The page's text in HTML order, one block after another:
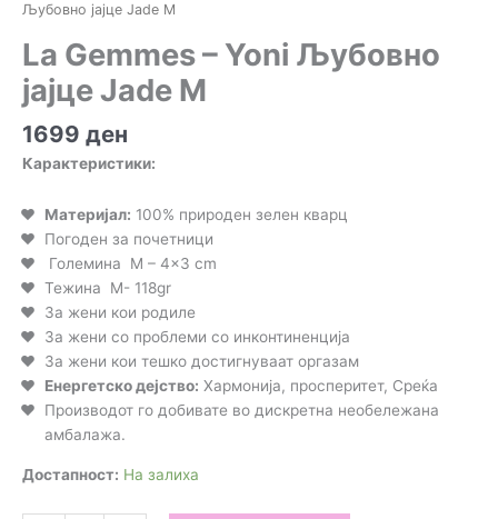
Љубовно јајце Jade М
La Gemmes – Yoni Љубовно
јајце Jade М
1699 ден
Карактеристики:
Материјал: 100% природен зелен кварц
Погоден за почетници
Големина M – 4×3 cm
Тежина M- 118gr
За жени кои родиле
За жени со проблеми со инконтиненција
За жени кои тешко достигнуваат оргазам
Енергетско дејство: Хармонија, просперитет, Среќа
Производот го добивате во дискретна необележана
амбалажа.
Достапност: На залиха